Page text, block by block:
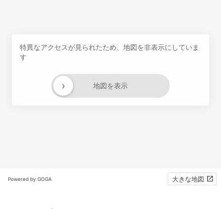
特異なアクセスが見られたため、地図を非表示にしていま
す
地図を表示
›
Powered by GOGA 大きな地図